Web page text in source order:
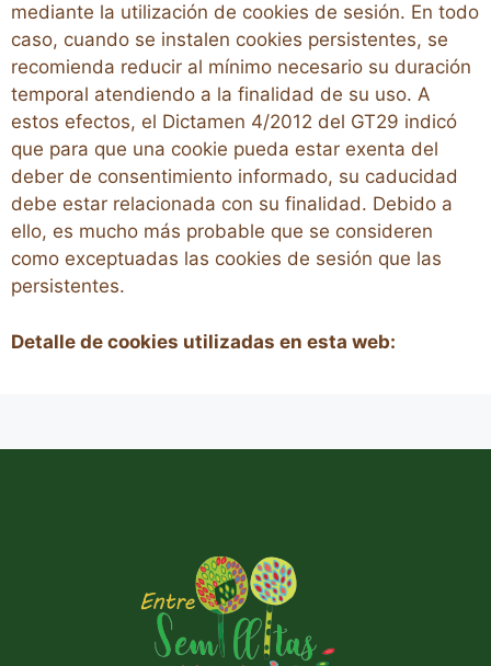
mediante la utilización de cookies de sesión. En todo
caso, cuando se instalen cookies persistentes, se
recomienda reducir al mínimo necesario su duración
temporal atendiendo a la finalidad de su uso. A
estos efectos, el Dictamen 4/2012 del GT29 indicó
que para que una cookie pueda estar exenta del
deber de consentimiento informado, su caducidad
debe estar relacionada con su finalidad. Debido a
ello, es mucho más probable que se consideren
como exceptuadas las cookies de sesión que las
persistentes.
Detalle de cookies utilizadas en esta web: